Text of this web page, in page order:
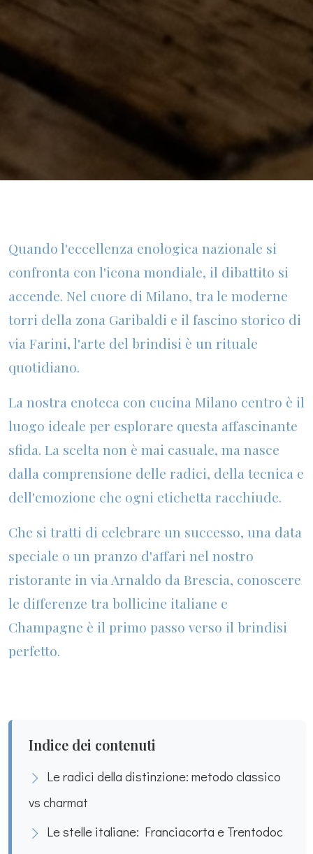
Quando l'eccellenza enologica nazionale si
confronta con l'icona mondiale, il dibattito si
accende. Nel cuore di Milano, tra le moderne
torri della zona Garibaldi e il fascino storico di
via Farini, l'arte del brindisi è un rituale
quotidiano.
La nostra enoteca con cucina Milano centro è il
luogo ideale per esplorare questa affascinante
sfida. La scelta non è mai casuale, ma nasce
dalla comprensione delle radici, della tecnica e
dell'emozione che ogni etichetta racchiude.
Che si tratti di celebrare un successo, una data
speciale o un pranzo d'affari nel nostro
ristorante in via Arnaldo da Brescia, conoscere
le differenze tra bollicine italiane e
Champagne è il primo passo verso il brindisi
perfetto.
Indice dei contenuti
Le radici della distinzione: metodo classico
vs charmat
Le stelle italiane: Franciacorta e Trentodoc